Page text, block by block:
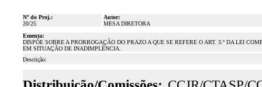
Nº do Proj.:
20/25
Autor:
MESA DIRETORA
Ementa:
DISPÕE SOBRE A PRORROGAÇÃO DO PRAZO A QUE SE REFERE O ART. 3.º DA LEI
EM SITUAÇÃO DE INADIMPLÊNCIA.
Descrição: